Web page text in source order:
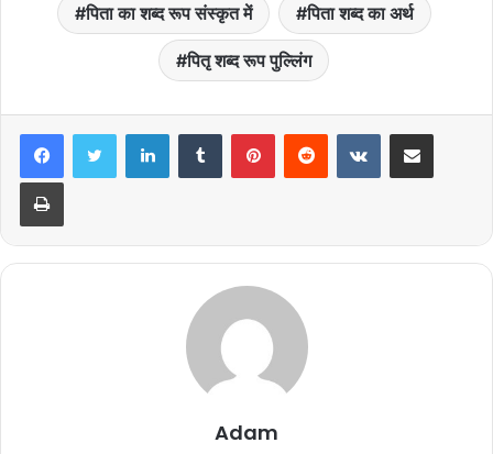
पिता का शब्द रूप संस्कृत में पिता शब्द का अर्थ
पितृ शब्द रूप पुल्लिंग
LinkedInTumblr PinterestReddit VKontakteShare via Email
Print
Adam